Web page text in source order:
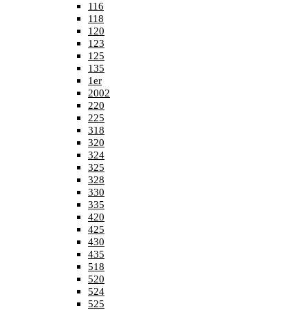
116
118
120
123
125
135
1er
2002
220
225
318
320
324
325
328
330
335
420
425
430
435
518
520
524
525